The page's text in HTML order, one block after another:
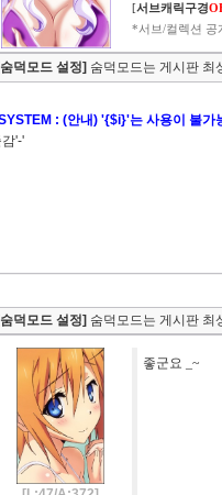
[서브캐릭구경
*서브/컬렉션 공
덕모드 설정] 숨덕모드는 게시판 최
: (안내) '{$i}'는 사용이 불가
감'-'
덕모드 설정] 숨덕모드는 게시판 최
좋군요 _~